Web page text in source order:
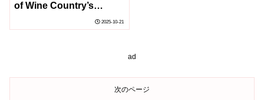
of Wine Country’s
agricultural workers
have been exposed to
2025-10-21
ad
次のページ